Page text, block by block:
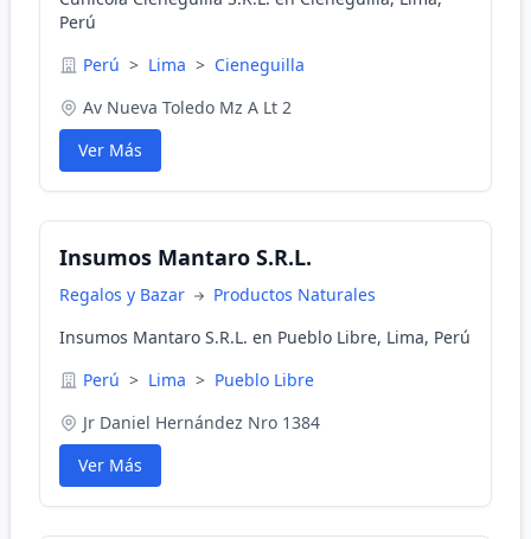
Perú
Perú > Lima > Cieneguilla
Av Nueva Toledo Mz A Lt 2
Ver Más
Insumos Mantaro S.R.L.
Regalos y Bazar
Productos Naturales
Insumos Mantaro S.R.L. en Pueblo Libre, Lima, Perú
Perú > Lima > Pueblo Libre
Jr Daniel Hernández Nro 1384
Ver Más